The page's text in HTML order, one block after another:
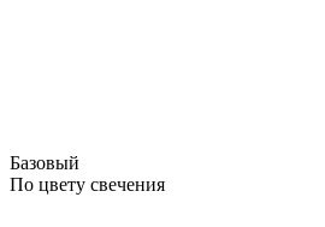
Базовый
По цвету свечения